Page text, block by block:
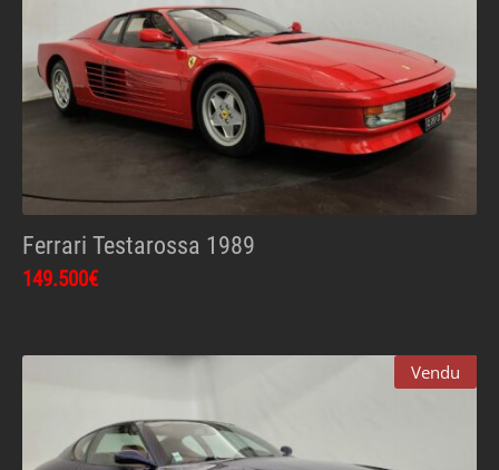
Ferrari Testarossa 1989
149.500€
Vendu